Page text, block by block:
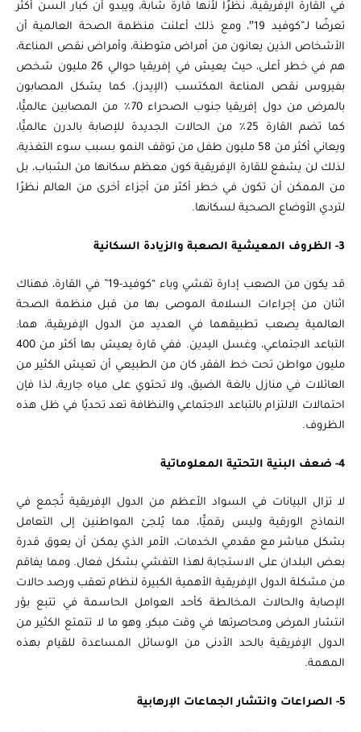
في القارة الإفريقية، نظرًا لأنها قارة شابة، ويبدو أن كبار السن أكثر
تعرضًا لـ”كوفيد 19″، ومع ذلك أعلنت منظمة الصحة العالمية أن
الأشخاص الذين يعانون من أمراض متوطنة، وأمراض نقص المناعة،
هم في خطر أعلى، حيث يعيش في إفريقيا حوالي 26 مليون شخص
بفيروس نقص المناعة المكتسب (الإيدز)، كما يشكل المصابون
بالمرض من دول إفريقيا جنوب الصحراء 70٪ من المصابين عالميًّا،
كما تضم القارة 25٪ من الحالات الجديدة للإصابة بالدرن عالميًّا،
ويعاني أكثر من 58 مليون طفل من توقف النمو بسبب سوء التغذية،
لذلك لن يشفع للقارة الإفريقية كون معظم سكانها من الشباب، بل
من الممكن أن تكون في خطر أكثر من أجزاء أخرى من العالم نظرًا
لتردي الأوضاع الصحية لسكانها.
قد يكون من الصعب إدارة تفشي وباء “كوفيد-19” في القارة، فهناك
اثنان من إجراءات السلامة الموصى بها من قبل منظمة الصحة
العالمية يصعب تطبيقهما في العديد من الدول الإفريقية، هما:
التباعد الاجتماعي، وغسل اليدين. ففي قارة يعيش بها أكثر من 400
مليون مواطن تحت خط الفقر، كان من الطبيعي أن تعيش الكثير من
العائلات في منازل بالغة الضيق، ولا تحتوي على مياه جارية، لذا فإن
احتمالات الالتزام بالتباعد الاجتماعي والنظافة تعد تحديًا في ظل هذه
الظروف.
لا تزال البيانات في السواد الأعظم من الدول الإفريقية تُجمع في
النماذج الورقية وليس رقميًّا، مما يُلجئ المواطنين إلى التعامل
بشكل مباشر مع مقدمي الخدمات، الأمر الذي يمكن أن يعوق قدرة
بعض البلدان على الاستجابة لهذا التفشي بشكل فعال. ومما يفاقم
من مشكلة الدول الإفريقية الأهمية الكبيرة لنظام تعقب ورصد حالات
الإصابة والحالات المخالطة كأحد العوامل الحاسمة في تتبع بؤر
انتشار المرض ومحاصرتها في وقت مبكر، وهو ما لا تتمتع الكثير من
الدول الإفريقية بالحد الأدنى من الوسائل المساعدة للقيام بهذه
المهمة.